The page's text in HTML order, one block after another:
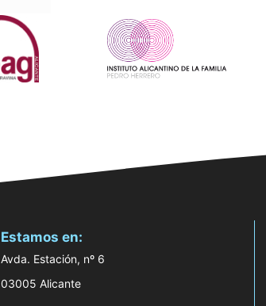
Estamos en:
Avda. Estación, nº 6
03005 Alicante